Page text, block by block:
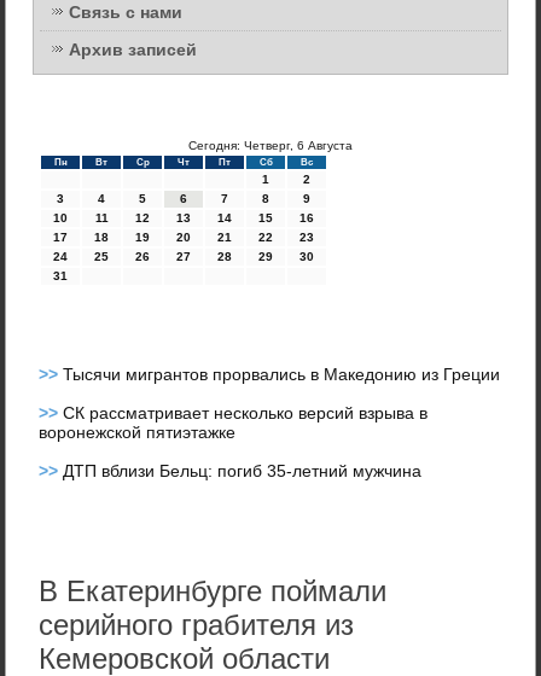
Связь с нами
Архив записей
Сегодня: Четверг, 6 Августа
Пн Вт Ср Чт Пт Сб Вс
1
2
3
4 5 6 7 8
9
10
11 12 13 14 15
16
17
18 19 20 21 22
23
24
25 26 27 28 29
30
31
>>Тысячи мигрантов прорвались в Македонию из Греции
>>СК рассматривает несколько версий взрыва в
воронежской пятиэтажке
>> ДТП вблизи Бельц: погиб 35-летний мужчина
В Екатеринбурге поймали
серийного грабителя из
Кемеровской области